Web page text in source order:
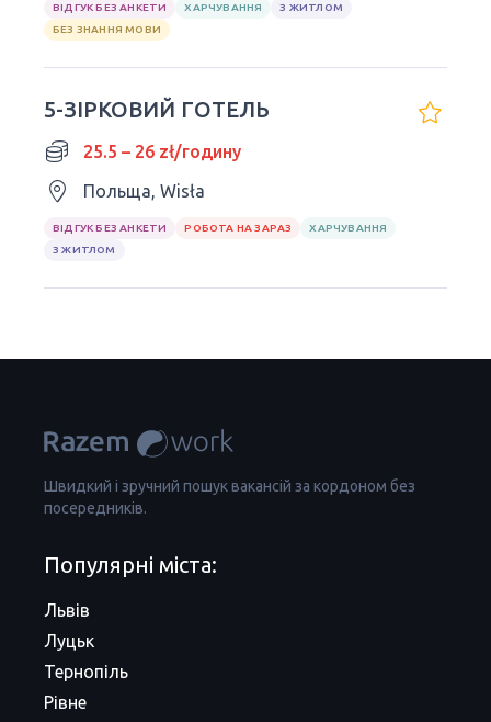
ВІДГУК БЕЗ АНКЕТИ ХАРЧУВАННЯ
З ЖИТЛОМ
БЕЗ ЗНАННЯ МОВИ
5-ЗІРКОВИЙ ГОТЕЛЬ
25.5 – 26 zł/годину
Польща, Wisła
ВІДГУК БЕЗ АНКЕТИ РОБОТА НА ЗАРАЗ
ХАРЧУВАННЯ
З ЖИТЛОМ
Швидкий і зручний пошук вакансій за кордоном без
посередників.
Популярні міста:
Львів
Луцьк
Тернопіль
Рівне